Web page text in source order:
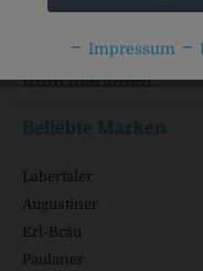
Informationen
Beliebte Marken
Labertaler
Augustiner
Erl-Bräu
Paulaner
Impressum